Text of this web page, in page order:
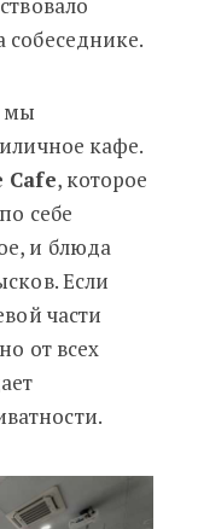
собеседнике.
мы
кафе.
Cafe, которое
себе
и блюда
Если
части
от всех